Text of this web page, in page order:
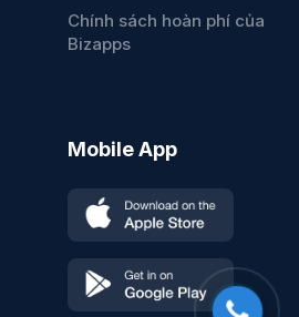
Chính sách hoàn phí của
Bizapps
Mobile App